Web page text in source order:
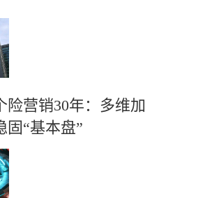
险营销30年：多维加
固“基本盘”